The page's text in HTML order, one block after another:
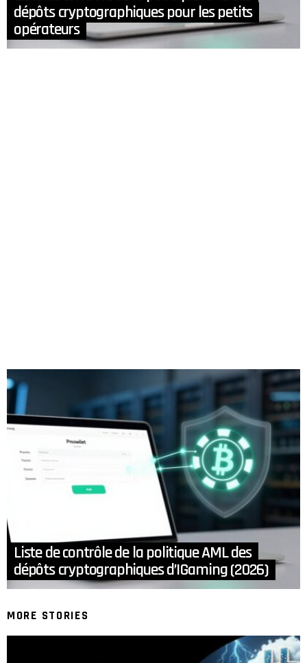
dépôts cryptographiques pour les petits
opérateurs
Liste de contrôle de la politique AML des
dépôts cryptographiques d’IGaming (2026)
MORE STORIES